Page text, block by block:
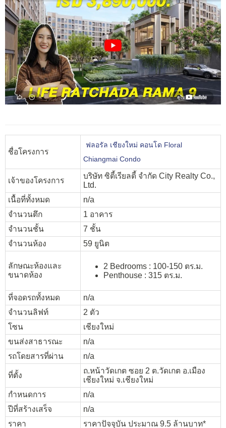
ชื่อโครงการ
ฟลอรัล เชียงใหม่ คอนโด Floral
Chiangmai Condo
เจ้าของโครงการ
บริษัท ซิตี้เรียลตี้ จำกัด City Realty Co.,
Ltd.
เนื้อที่ทั้งหมด
n/a
จำนวนตึก
1 อาคาร
จำนวนชั้น
7 ชั้น
จำนวนห้อง
59 ยูนิต
ลักษณะห้องและ
ขนาดห้อง
2 Bedrooms : 100-150 ตร.ม.
Penthouse : 315 ตร.ม.
ที่จอดรถทั้งหมด
n/a
จำนวนลิฟท์
2 ตัว
โซน
เชียงใหม่
ขนส่งสาธารณะ
n/a
รถโดยสารที่ผ่าน
n/a
ที่ตั้ง
ถ.หน้าวัดเกต ซอย 2 ต.วัดเกต อ.เมือง
เชียงใหม่ จ.เชียงใหม่
กำหนดการ
n/a
ปีที่สร้างเสร็จ
n/a
ราคา
ราคาปัจจุบัน ประมาณ 9.5 ล้านบาท*